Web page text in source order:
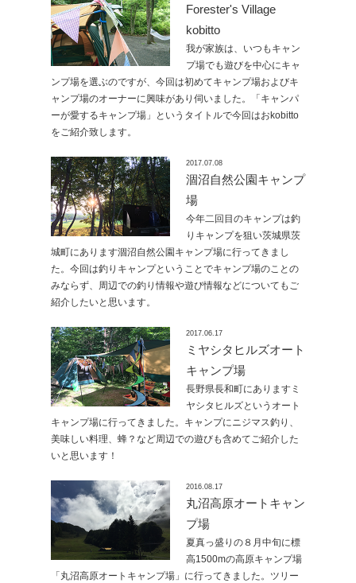
Forester's Village
kobitto
我が家族は、いつもキャン
プ場でも遊びを中心にキャ
ンプ場を選ぶのですが、今回は初めてキャンプ場およびキ
ャンプ場のオーナーに興味があり伺いました。「キャンパ
ーが愛するキャンプ場」というタイトルで今回はおkobitto
をご紹介致します。
2017.07.08
涸沼自然公園キャンプ
場
今年二回目のキャンプは釣
りキャンプを狙い茨城県茨
城町にあります涸沼自然公園キャンプ場に行ってきまし
た。今回は釣りキャンプということでキャンプ場のことの
みならず、周辺での釣り情報や遊び情報などについてもご
紹介したいと思います。
2017.06.17
ミヤシタヒルズオート
キャンプ場
長野県長和町にありますミ
ヤシタヒルズというオート
キャンプ場に行ってきました。キャンプにニジマス釣り、
美味しい料理、蜂？など周辺での遊びも含めてご紹介した
いと思います！
2016.08.17
丸沼高原オートキャン
プ場
夏真っ盛りの８月中旬に標
高1500mの高原キャンプ場
「丸沼高原オートキャンプ場」に行ってきました。ツリー